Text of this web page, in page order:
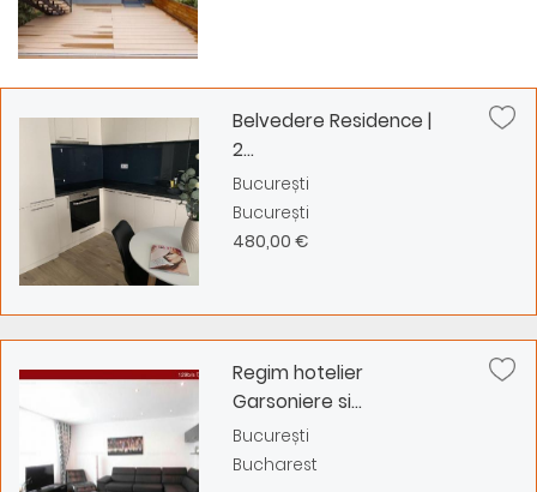
Belvedere Residence |
2...
București
București
480,00 €
Regim hotelier
Garsoniere si...
București
Bucharest